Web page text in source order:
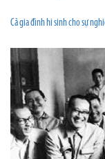
Cả gia đình hi sinh cho sự